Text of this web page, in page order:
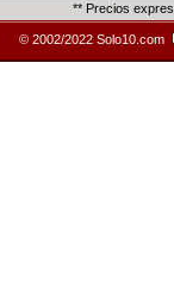
** Precios
© 2002/2022 Solo10.com